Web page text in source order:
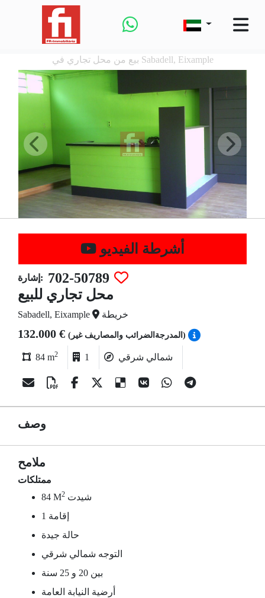
بيع من محل تجاري في Sabadell, Eixample
أشرطة الفيديو
إشارة: 702-50789
محل تجاري للبيع
Sabadell, Eixample خريطة
132.000 € (المدرجةالضرائب والمصاريف غير)
84 m2 1 شمالي شرقي
وصف
ملامح
ممتلكات
84 M2 شيدت
1 إقامة
حالة جيدة
التوجه شمالي شرقي
بين 20 و 25 سنة
أرضية النيابة العامة